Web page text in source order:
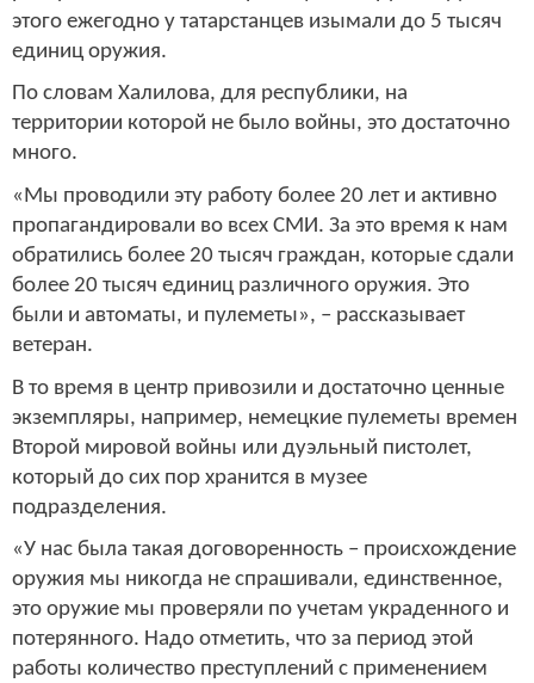
этого ежегодно у татарстанцев изымали до 5 тысяч
единиц оружия.
По словам Халилова, для республики, на
территории которой не было войны, это достаточно
много.
«Мы проводили эту работу более 20 лет и активно
пропагандировали во всех СМИ. За это время к нам
обратились более 20 тысяч граждан, которые сдали
более 20 тысяч единиц различного оружия. Это
были и автоматы, и пулеметы», – рассказывает
ветеран.
В то время в центр привозили и достаточно ценные
экземпляры, например, немецкие пулеметы времен
Второй мировой войны или дуэльный пистолет,
который до сих пор хранится в музее
подразделения.
«У нас была такая договоренность – происхождение
оружия мы никогда не спрашивали, единственное,
это оружие мы проверяли по учетам украденного и
потерянного. Надо отметить, что за период этой
работы количество преступлений с применением